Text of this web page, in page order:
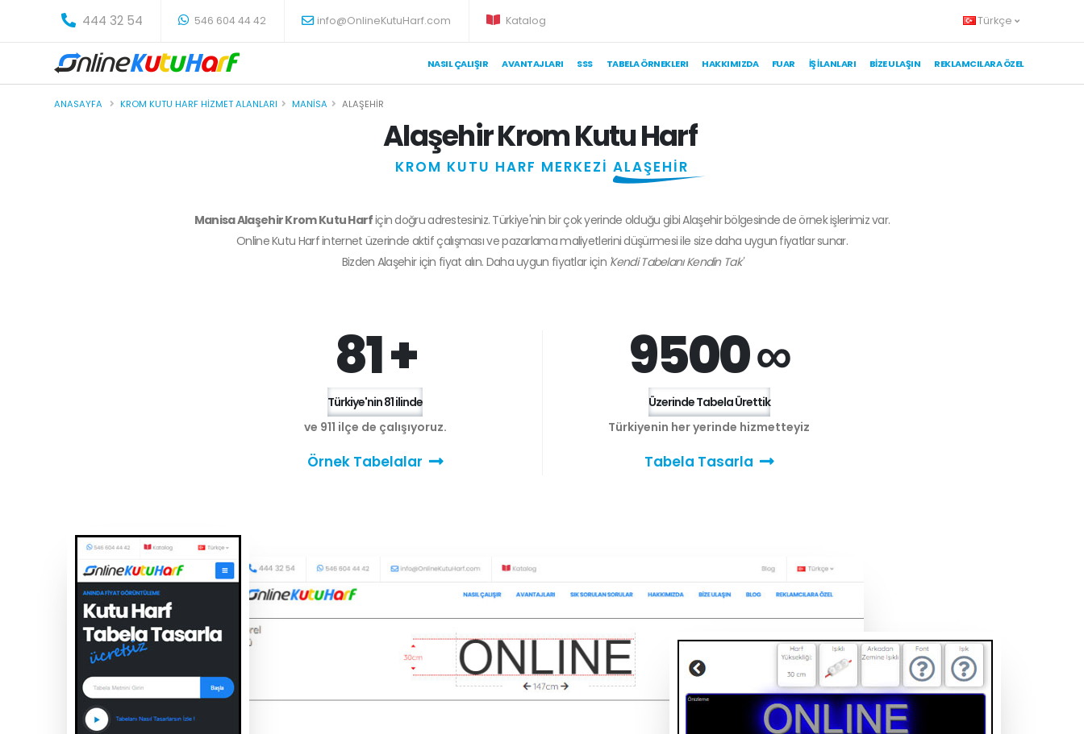
444 32 54 546 604 44 42 info@OnlineKutuHarf.com Katalog Türkçe
NASIL ÇALIŞIR AVANTAJLARI SSS TABELA ÖRNEKLERI HAKKIMIZDA FUAR İŞ İLANLARI BIZE ULAŞIN REKLAMCILARA ÖZEL
ANASAYFA KROM KUTU HARF HIZMET ALANLARI MANISA ALAŞEHIR
Alaşehir Krom Kutu Harf
KROM KUTU HARF MERKEZİ ALAŞEHİR
Manisa Alaşehir Krom Kutu Harfiçin doğru adrestesiniz. Türkiye'nin bir çok yerinde olduğu gibi Alaşehir bölgesinde de örnek işlerimiz var.
Online Kutu Harf internet üzerinde aktif çalışması ve pazarlama maliyetlerini düşürmesi ile size daha uygun fiyatlar sunar.
Bizden Alaşehiriçin fiyat alın. Daha uygun fiyatlar için 'Kendi Tabelanı Kendin Tak'
81 +
Türkiye'nin 81 ilinde
ve 911 ilçe de çalışıyoruz.
Örnek Tabelalar
9500 ∞
Üzerinde Tabela Ürettik
Türkiyenin her yerinde hizmetteyiz
Tabela Tasarla